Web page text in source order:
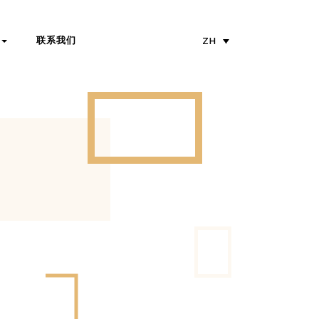
联系我们 ZH